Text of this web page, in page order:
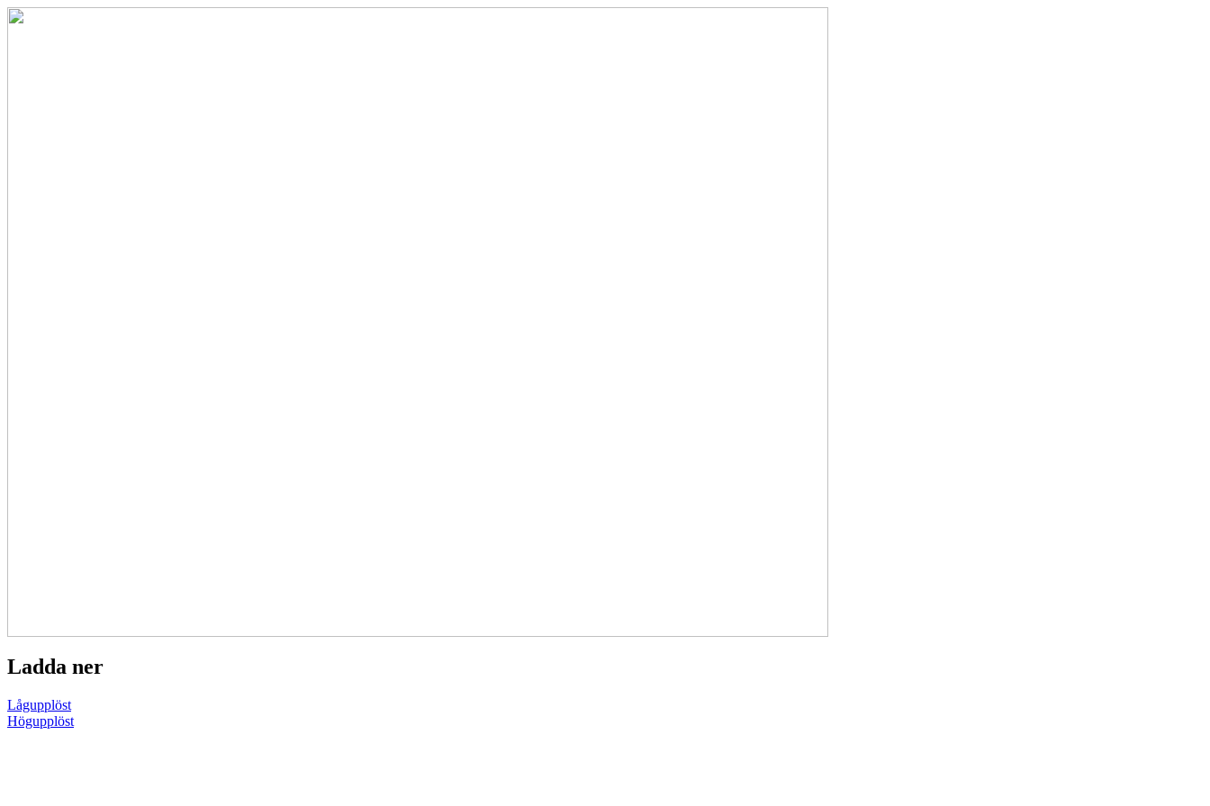
Ladda ner
Lågupplöst
Högupplöst